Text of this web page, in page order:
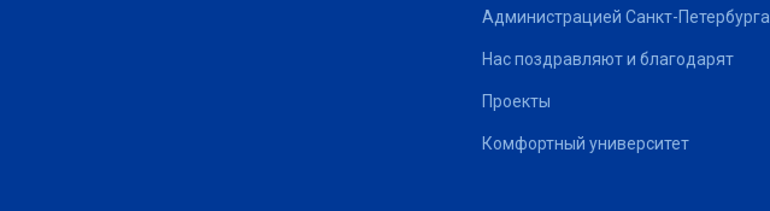
Администрацией Санкт-Петербурга
Нас поздравляют и благодарят
Проекты
Комфортный университет